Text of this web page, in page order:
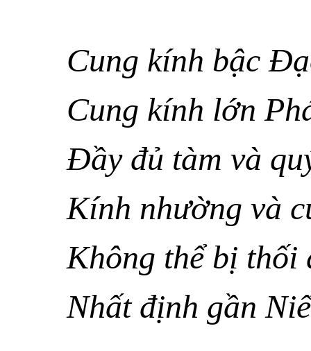
Cung kính bậc
Cung kính lớn
Ðầy đủ tàm và
Kính nhường và
Không thể bị thối
Nhất định gần